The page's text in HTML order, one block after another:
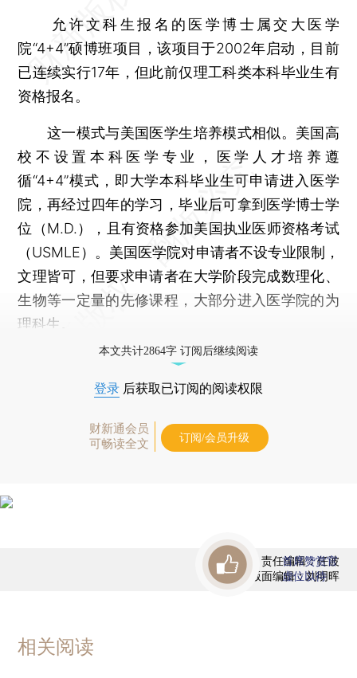
允许文科生报名的医学博士属交大医学
院“4+4”硕博班项目，该项目于2002年启动，目前
已连续实行17年，但此前仅理工科类本科毕业生有
资格报名。
这一模式与美国医学生培养模式相似。美国高
校不设置本科医学专业，医学人才培养遵
循“4+4”模式，即大学本科毕业生可申请进入医学
院，再经过四年的学习，毕业后可拿到医学博士学
位（M.D.），且有资格参加美国执业医师资格考试
（USMLE）。美国医学院对申请者不设专业限制，
文理皆可，但要求申请者在大学阶段完成数理化、
生物等一定量的先修课程，大部分进入医学院的为
理科生。
本文共计2864字 订阅后继续阅读
登录 后获取已订阅的阅读权限
财新通会员
可畅读全文
订阅/会员升级
责任编辑：任波
版面编辑：刘明晖
首席赞赏官
虚位以待
相关阅读